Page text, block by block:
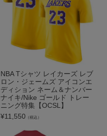
NBA Tシャツ レイカーズ レブ
ロン・ジェームズ アイコンエ
ディション ネーム＆ナンバー
ナイキ/Nike ゴールド トレー
ニング特集【OCSL】
¥11,550 （税込）